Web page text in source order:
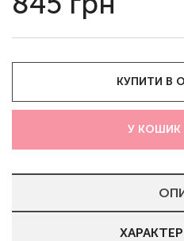
КУПИТИ В
У КОШИК